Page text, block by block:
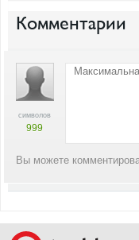
Комментарии
символов
999
Вы можете